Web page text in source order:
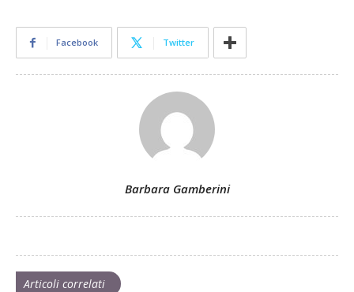
Facebook Twitter
Barbara Gamberini
Articoli correlati